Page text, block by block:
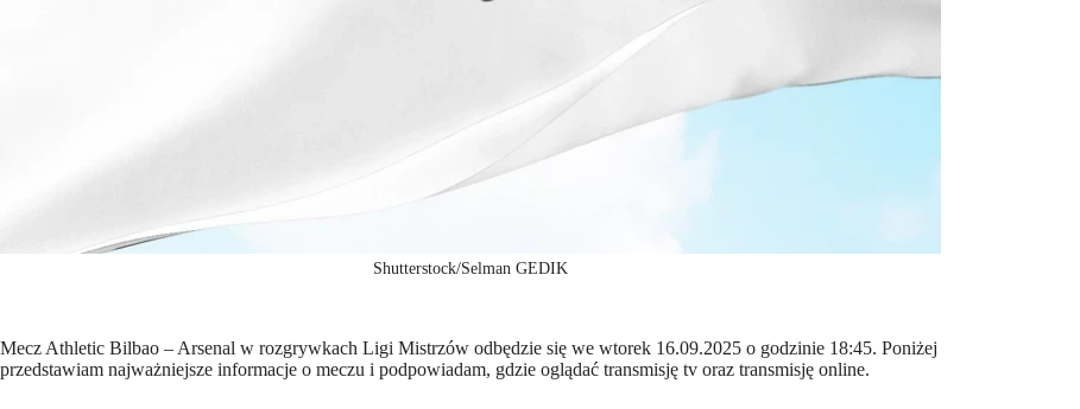
Shutterstock/Selman GEDIK
Mecz Athletic Bilbao – Arsenal w rozgrywkach Ligi Mistrzów odbędzie się we wtorek 16.09.2025 o godzinie 18:45. Poniżej
przedstawiam najważniejsze informacje o meczu i podpowiadam, gdzie oglądać transmisję tv oraz transmisję online.